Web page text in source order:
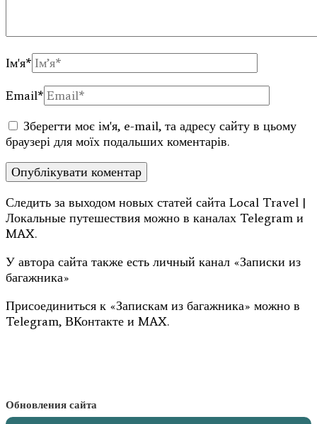
Ім'я*
Email*
Зберегти моє ім'я, e-mail, та адресу сайту в цьому
браузері для моїх подальших коментарів.
Следить за выходом новых статей сайта Local Travel |
Локальные путешествия можно в каналах Telegram и
MAX.
У автора сайта также есть личный канал «Записки из
багажника»
Присоединиться к «Запискам из багажника» можно в
Telegram, ВКонтакте и MAX.
Обновления сайта